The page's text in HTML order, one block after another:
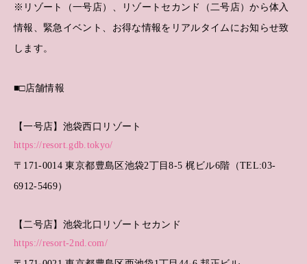
※リゾート（一号店）、リゾートセカンド（二号店）から体入
情報、緊急イベント、お得な情報をリアルタイムにお知らせ致
します。
■□店舗情報
【一号店】池袋西口リゾート
https://resort.gdb.tokyo/
〒171-0014 東京都豊島区池袋2丁目8-5 梶ビル6階（TEL:03-
6912-5469）
【二号店】池袋北口リゾートセカンド
https://resort-2nd.com/